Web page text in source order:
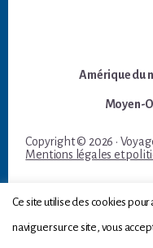
Amérique du
Moyen-
Copyright © 2026 ·
Mentions légales et
Ce site utilise des cookies
naviguer sur ce site, vous